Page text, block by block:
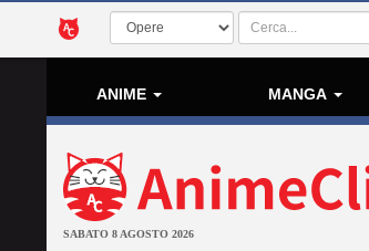
ANIME MANGA
SABATO 8 AGOSTO 2026